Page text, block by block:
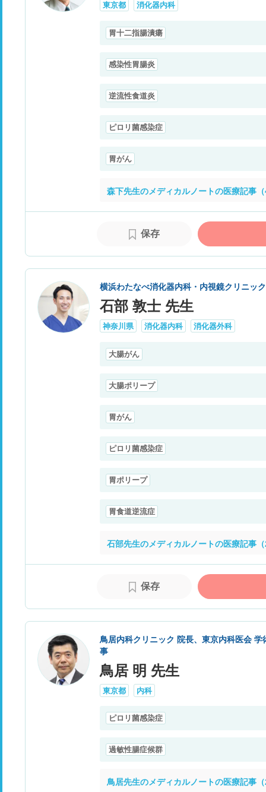
東京都 消化器内科
胃十二指腸潰瘍
感染性胃腸炎
逆流性食道炎
ピロリ菌感染症
胃がん
森下先生のメディカルノートの医療記事
保存
横浜わたなべ消化器内科・内視鏡クリニッ
石部 敦士 先生
神奈川県 消化器内科 消化器外科
大腸がん
大腸ポリープ
胃がん
ピロリ菌感染症
胃ポリープ
胃食道逆流症
石部先生のメディカルノートの医療記事
保存
鳥居内科クリニック 院長、東京内科医会
事
鳥居 明 先生
東京都 内科
ピロリ菌感染症
過敏性腸症候群
鳥居先生のメディカルノートの医療記事